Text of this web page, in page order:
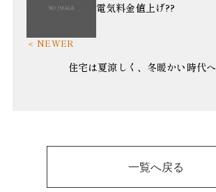
電気料金値上げ??
住宅は夏涼しく、冬暖かい時代へ
一覧へ戻る